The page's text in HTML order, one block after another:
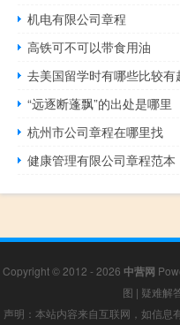
机电有限公司章程
高铁可不可以带食用油
去美国留学时有哪些比较有
“远逐断蓬飘”的出处是哪里
杭州市公司章程在哪里找
健康管理有限公司章程范本
Copyright © 2012 - 2026 中营网
图 | 疑难解
声明：本站内容来自互联网，如信息